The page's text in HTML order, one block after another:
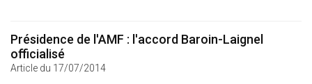
Présidence de l'AMF : l'accord Baroin-Laignel
officialisé
Article du 17/07/2014